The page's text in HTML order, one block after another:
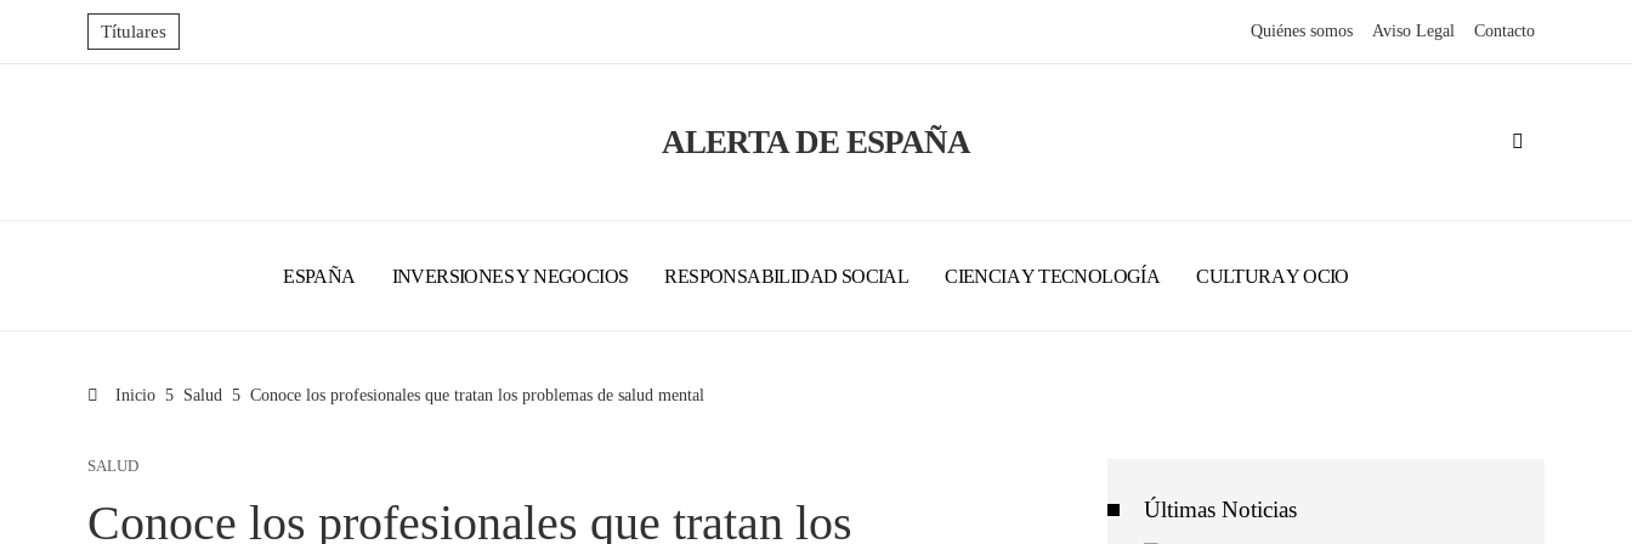
Títulares Quiénes somos Aviso Legal Contacto
ALERTA DE ESPAÑA
ESPAÑA INVERSIONES Y NEGOCIOS RESPONSABILIDAD SOCIAL CIENCIA Y TECNOLOGÍA CULTURA Y OCIO
Inicio Salud Conoce los profesionales que tratan los problemas de salud mental
SALUD
Conoce los profesionales que tratan los Últimas Noticias